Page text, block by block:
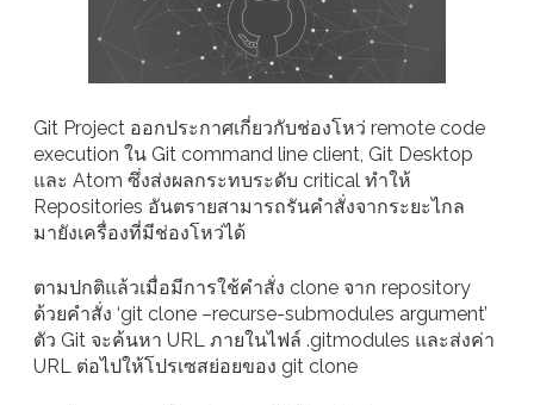
Git Project ออกประกาศเกี่ยวกับช่องโหว่ remote code
execution ใน Git command line client, Git Desktop
และ Atom ซึ่งส่งผลกระทบระดับ critical ทำให้
Repositories อันตรายสามารถรันคำสั่งจากระยะไกล
มายังเครื่องที่มีช่องโหว่ได้
ตามปกติแล้วเมื่อมีการใช้คำสั่ง clone จาก repository
ด้วยคำสั่ง ‘git clone –recurse-submodules argument’
ตัว Git จะค้นหา URL ภายในไฟล์ .gitmodules และส่งค่า
URL ต่อไปให้โปรเซสย่อยของ git clone